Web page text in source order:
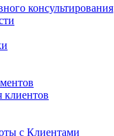
консультирования
с Клиентами